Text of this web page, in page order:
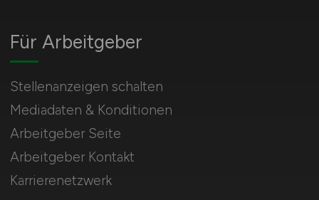
Für Arbeitgeber
Stellenanzeigen schalten
Mediadaten & Konditionen
Arbeitgeber Seite
Arbeitgeber Kontakt
Karrierenetzwerk